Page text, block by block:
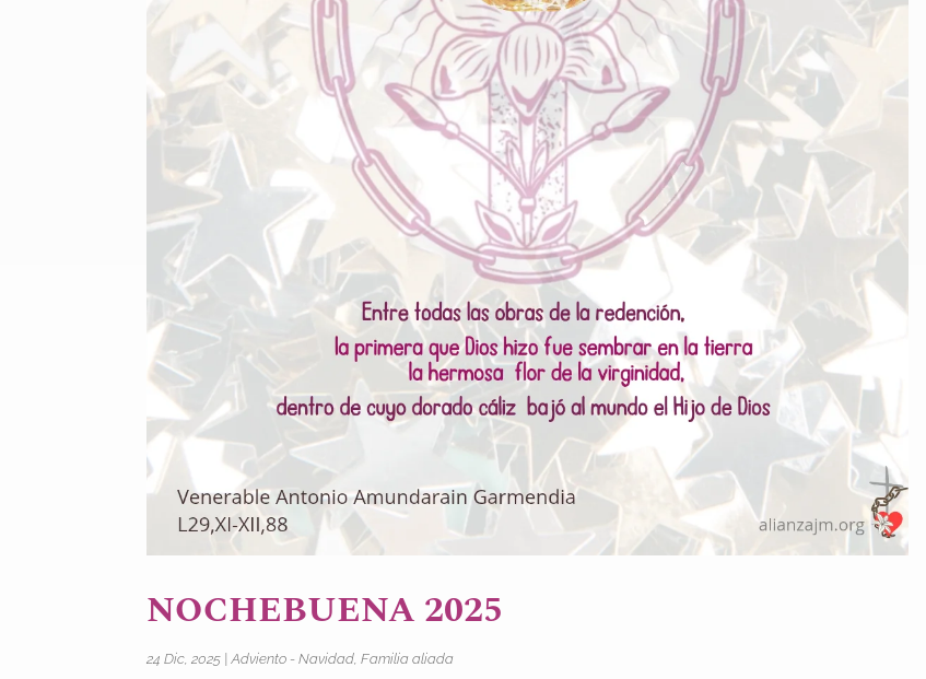
NOCHEBUENA 2025
24 Dic, 2025 |Adviento - Navidad,Familia aliada